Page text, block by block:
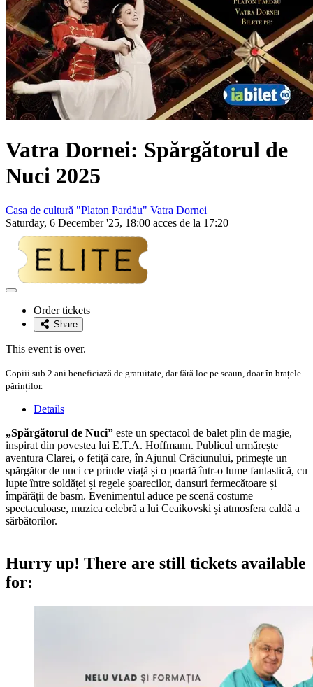
Vatra Dornei: Spărgătorul de
Nuci 2025
Casa de cultură "Platon Pardău" Vatra Dornei
Saturday, 6 December '25, 18:00 acces de la 17:20
Adaugă
favoriteOrder tickets
Share
This event is over.
Copiii sub 2 ani beneficiază de gratuitate, dar fără loc pe scaun, doar în brațele
părinților.
Details
„Spărgătorul de Nuci” este un spectacol de balet plin de magie,
inspirat din povestea lui E.T.A. Hoffmann. Publicul urmărește
aventura Clarei, o fetiță care, în Ajunul Crăciunului, primește un
spărgător de nuci ce prinde viață și o poartă într-o lume fantastică, cu
lupte între soldăței și regele șoarecilor, dansuri fermecătoare și
împărății de basm. Evenimentul aduce pe scenă costume
spectaculoase, muzica celebră a lui Ceaikovski și atmosfera caldă a
sărbătorilor.
Hurry up! There are still tickets available
for: